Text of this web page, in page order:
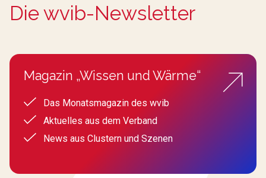
Die wvib-Newsletter
Magazin „Wissen und Wärme“
Das Monatsmagazin des wvib
Aktuelles aus dem Verband
News aus Clustern und Szenen